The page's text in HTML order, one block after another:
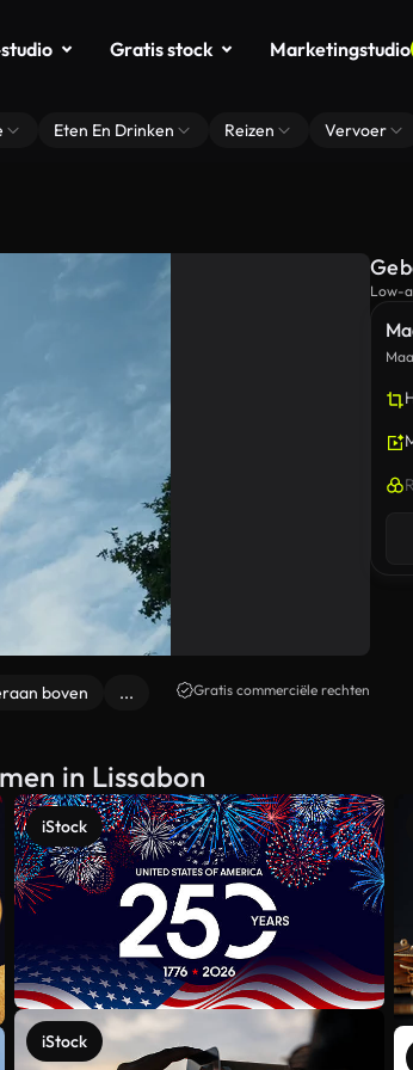
Gratis stock Marketingstudio
Eten En Drinken Reizen Vervoer
boven ... Gratis commerciële rechten
Low-
in Lissabon
iStock
iStock